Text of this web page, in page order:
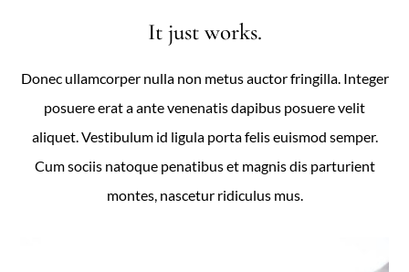
It just works.
Donec ullamcorper nulla non metus auctor fringilla. Integer
posuere erat a ante venenatis dapibus posuere velit
aliquet. Vestibulum id ligula porta felis euismod semper.
Cum sociis natoque penatibus et magnis dis parturient
montes, nascetur ridiculus mus.